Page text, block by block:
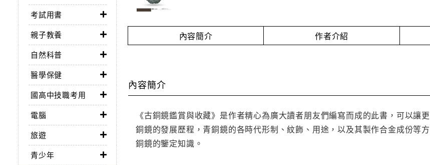
考試用書
親子教養
自然科普
醫學保健
國高中技職考用
電腦
旅遊
青少年
內容簡介 作者介紹
內容簡介
《古銅鏡鑑賞與收藏》是作者精心為廣大讀者朋友們編寫而成的此書，可以
銅鏡的發展歷程，青銅鏡的各時代形制、紋飾、用途，以及其製作合金成份等
銅鏡的鑒定知識。